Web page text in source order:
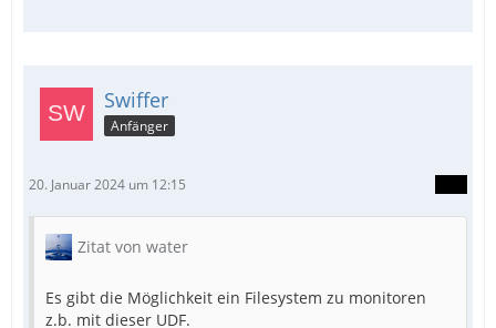
Swiffer
Anfänger
20. Januar 2024 um 12:15
Zitat von water
Es gibt die Möglichkeit ein Filesystem zu monitoren
z.b. mit dieser UDF.